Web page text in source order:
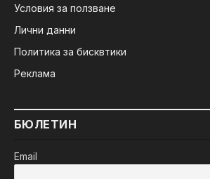
Условия за ползване
Лични данни
Политика за бисквтики
Реклама
БЮЛЕТИН
Email